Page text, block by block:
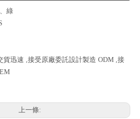
綠
貨迅速 ,接受原廠委託設計製造 ODM ,接
上一條: